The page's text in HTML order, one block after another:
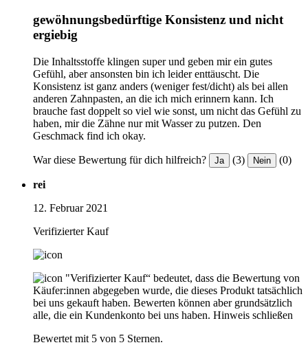
gewöhnungsbedürftige Konsistenz und nicht
ergiebig
Die Inhaltsstoffe klingen super und geben mir ein gutes
Gefühl, aber ansonsten bin ich leider enttäuscht. Die
Konsistenz ist ganz anders (weniger fest/dicht) als bei allen
anderen Zahnpasten, an die ich mich erinnern kann. Ich
brauche fast doppelt so viel wie sonst, um nicht das Gefühl zu
haben, mir die Zähne nur mit Wasser zu putzen. Den
Geschmack find ich okay.
War diese Bewertung für dich hilfreich? Ja (3) Nein (0)
rei
12. Februar 2021
Verifizierter Kauf
"Verifizierter Kauf“ bedeutet, dass die Bewertung von
Käufer:innen abgegeben wurde, die dieses Produkt tatsächlich
bei uns gekauft haben. Bewerten können aber grundsätzlich
alle, die ein Kundenkonto bei uns haben. Hinweis schließen
Bewertet mit 5 von 5 Sternen.